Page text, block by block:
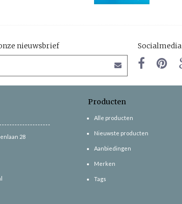
nieuwsbrief Socialmedia
28
Producten
Alle producten
Nieuwste producten
Aanbiedingen
Merken
Tags